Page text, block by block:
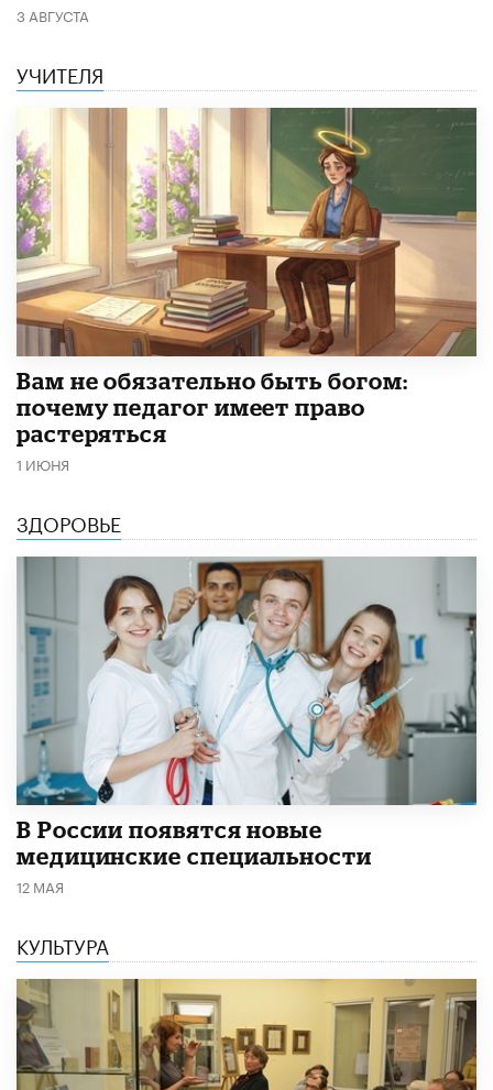
3 АВГУСТА
УЧИТЕЛЯ
​Вам не обязательно быть богом:
почему педагог имеет право
растеряться
1 ИЮНЯ
ЗДОРОВЬЕ
В России появятся новые
медицинские специальности
12 МАЯ
КУЛЬТУРА